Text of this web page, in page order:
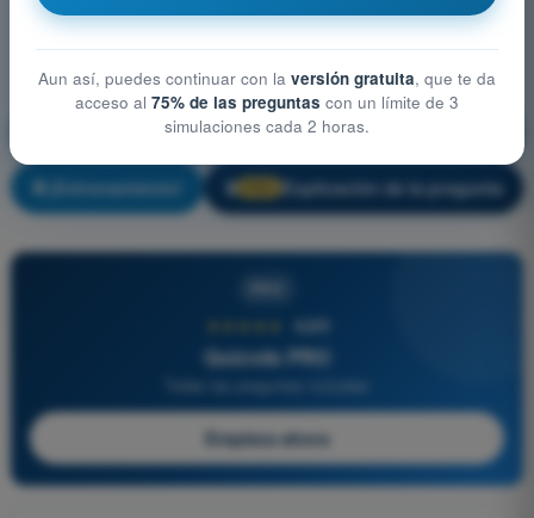
Performance y planificación del vuelo
¡Entrenamiento! 🔒 Explicación de la pregunta
4,6/5
Quizvds PRO
Empieza ahora
Aun así, puedes continuar con la versión gratuita, que te da
acceso al 75% de las preguntas con un límite de 3
simulaciones cada 2 horas.